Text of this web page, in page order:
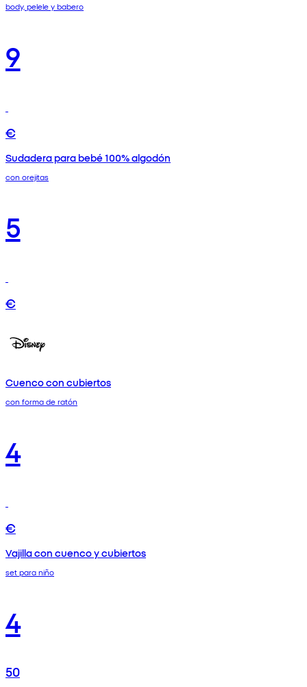
body, pelele y babero
9
€
Sudadera para bebé 100% algodón
con orejitas
5
€
Cuenco con cubiertos
con forma de ratón
4
€
Vajilla con cuenco y cubiertos
set para niño
4
50